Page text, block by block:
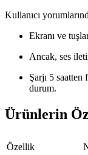
Kullanıcı
Ekranı ve
Ancak, ses
Şarjı 5 saatten
durum.
Ürünlerin
Özellik